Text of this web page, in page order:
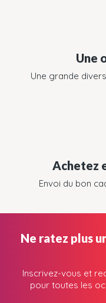
Une
Une grande
Achetez
Envoi du bon
Ne ratez plus
Inscrivez-vous et
pour toutes les